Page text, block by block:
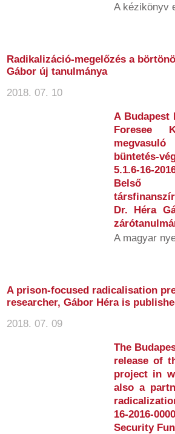
A kézikönyv
Radikalizáció-megelőzés a
Gábor új tanulmánya
2018. 07. 10
A Budapest
Foresee
büntetés-
5.1.6-16-
Belső
Dr. Héra
A magyar
A prison-focused radicalisation
researcher, Gábor Héra is
2018. 07. 09
The
release of
project in
also a
16-2016-
Security